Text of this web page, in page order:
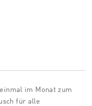
im Monat zum
für alle